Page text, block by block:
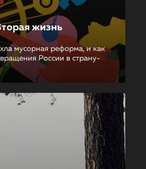
жизнь
мусорная реформа, и как
России в страну-